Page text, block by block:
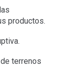
productos.
terrenos